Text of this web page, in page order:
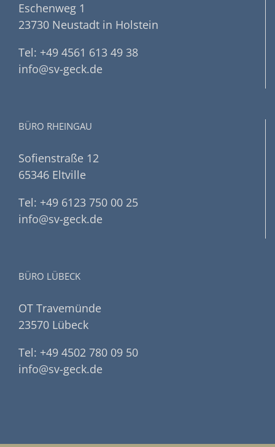
Eschenweg 1
23730 Neustadt in Holstein
Tel: +49 4561 613 49 38
info@sv-geck.de
BÜRO RHEINGAU
Sofienstraße 12
65346 Eltville
Tel: +49 6123 750 00 25
info@sv-geck.de
BÜRO LÜBECK
OT Travemünde
23570 Lübeck
Tel: +49 4502 780 09 50
info@sv-geck.de